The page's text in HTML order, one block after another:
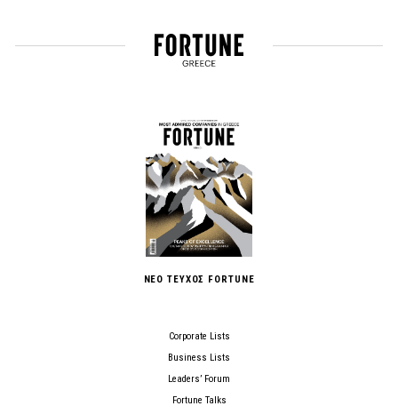
ΝΕΟ ΤΕΥΧΟΣ FORTUNE
Corporate Lists
Business Lists
Leaders’ Forum
Fortune Talks